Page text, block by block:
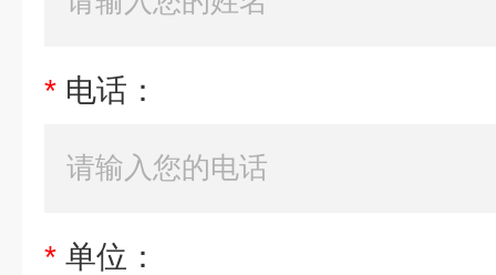
* 电话：
* 单位：